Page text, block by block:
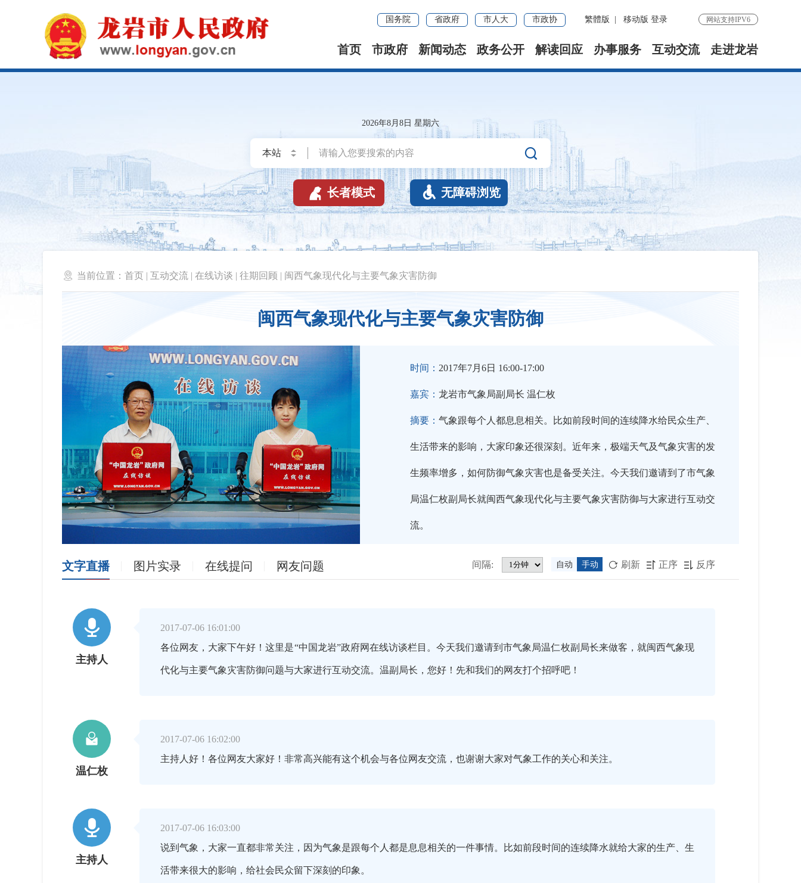
国务院 省政府 市人大 市政协 繁體版 移动版 登录 网站支持IPV6
首页 市政府 新闻动态 政务公开 解读回应 办事服务 互动交流 走进龙岩
2026年8月8日 星期六

 长者模式  无障碍浏览
 当前位置： 首页 | 互动交流 | 在线访谈 | 往期回顾 | 闽西气象现代化与主要气象灾害防御
闽西气象现代化与主要气象灾害防御
时间： 2017年7月6日 16:00-17:00
嘉宾： 龙岩市气象局副局长 温仁枚
摘要： 气象跟每个人都息息相关。比如前段时间的连续降水给民众生产、
生活带来的影响，大家印象还很深刻。近年来，极端天气及气象灾害的发
生频率增多，如何防御气象灾害也是备受关注。今天我们邀请到了市气象
局温仁枚副局长就闽西气象现代化与主要气象灾害防御与大家进行互动交
流。
文字直播 图片实录 在线提问 网友问题 间隔: 自动 手动  刷新  正序  反序

主持人
2017-07-06 16:01:00
各位网友，大家下午好！这里是“中国龙岩”政府网在线访谈栏目。今天我们邀请到市气象局温仁枚副局长来做客，就闽西气象现
代化与主要气象灾害防御问题与大家进行互动交流。温副局长，您好！先和我们的网友打个招呼吧！

温仁枚
2017-07-06 16:02:00
主持人好！各位网友大家好！非常高兴能有这个机会与各位网友交流，也谢谢大家对气象工作的关心和关注。

主持人
2017-07-06 16:03:00
说到气象，大家一直都非常关注，因为气象是跟每个人都是息息相关的一件事情。比如前段时间的连续降水就给大家的生产、生
活带来很大的影响，给社会民众留下深刻的印象。